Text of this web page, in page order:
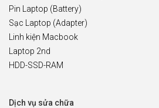
Pin Laptop (Battery)
Sạc Laptop (Adapter)
Linh kiện Macbook
Laptop 2nd
HDD-SSD-RAM
Dịch vụ sửa chữa